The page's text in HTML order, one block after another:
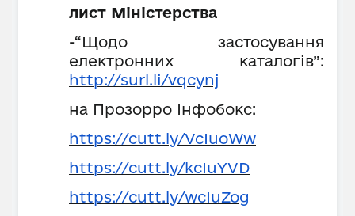
лист Міністерства
-“Щодо застосування
електронних каталогів”:
http://surl.li/vqcynj
на Прозорро Інфобокс:
https://cutt.ly/VcIuoWw
https://cutt.ly/kcIuYVD
https://cutt.ly/wcIuZog